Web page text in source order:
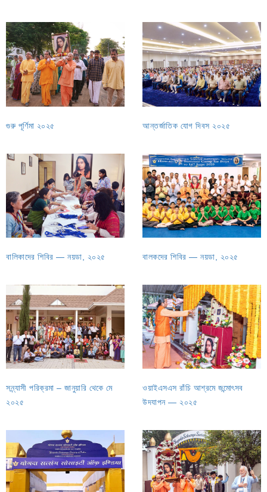
গুরু পূর্ণিমা ২০২৫ আন্তর্জাতিক যোগ দিবস ২০২৫
বালিকাদের শিবির — নয়ডা, ২০২৫ বালকদের শিবির — নয়ডা, ২০২৫
সন্ন্যাসী পরিক্রমা – জানুয়ারি থেকে মে
২০২৫
ওয়াইএসএস রাঁচি আশ্রমে জন্মোৎসব
উদযাপন — ২০২৫